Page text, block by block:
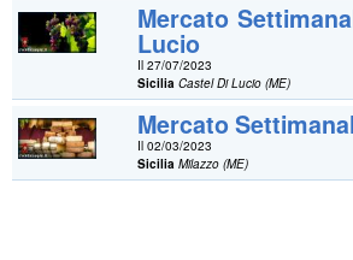
Mercato
Lucio
Il 27/07/2023
Sicilia Castel Di Lucio (ME)
Mercato
Il 02/03/2023
Sicilia Milazzo (ME)